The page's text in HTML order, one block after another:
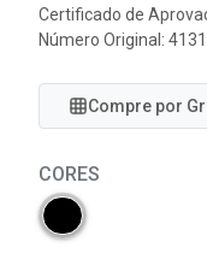
Certificado de
Número Original:
Compre por
CORES